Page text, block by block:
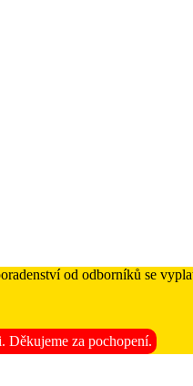
od odborníků se
Děkujeme za pochopení.